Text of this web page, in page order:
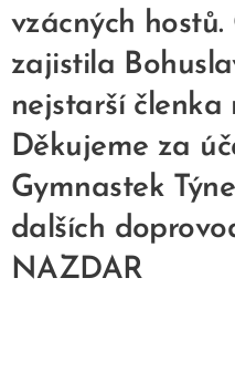
vzácných
zajistila
nejstarší členka
Děkujeme za
Gymnastek
dalších
NAZDAR